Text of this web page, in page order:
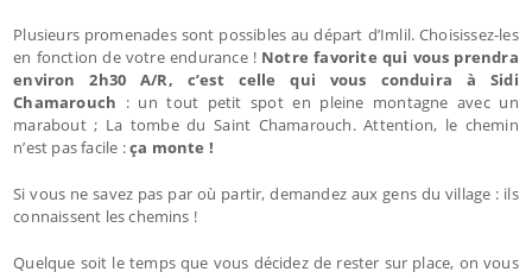
Plusieurs promenades sont possibles au départ d’Imlil. Choisissez-les
en fonction de votre endurance ! Notre favorite qui vous prendra
environ 2h30 A/R, c’est celle qui vous conduira à Sidi
Chamarouch : un tout petit spot en pleine montagne avec un
marabout ; La tombe du Saint Chamarouch. Attention, le chemin
n’est pas facile :ça monte !
Si vous ne savez pas par où partir, demandez aux gens du village : ils
connaissent les chemins !
Quelque soit le temps que vous décidez de rester sur place, on vous